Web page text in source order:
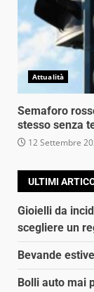
Attualità
Semaforo
stesso senza
12 Settembre
ULTIMI
Gioielli da
scegliere un
Bevande
Bolli auto mai